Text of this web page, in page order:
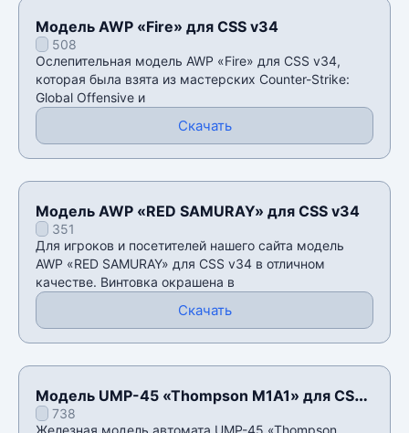
Модель AWP «Fire» для CSS v34
508
Ослепительная модель AWP «Fire» для CSS v34,
которая была взята из мастерских Counter-Strike:
Global Offensive и
Скачать
Модель AWP «RED SAMURAY» для CSS v34
351
Для игроков и посетителей нашего сайта модель
AWP «RED SAMURAY» для CSS v34 в отличном
качестве. Винтовка окрашена в
Скачать
Модель UMP-45 «Thompson M1A1» для CSS
v34738
Железная модель автомата UMP-45 «Thompson